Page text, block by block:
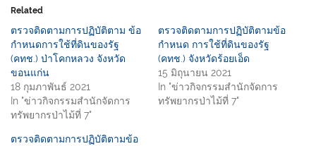
Related
ตรวจติดตามการปฏิบัติตาม ข้อ
กำหนดการใช้ที่ดินของรัฐ
(คทช.) ป่าโคกหลวง จังหวัด
ขอนแก่น
18 กุมภาพันธ์ 2021
In "ข่าวกิจกรรมสำนักจัดการ
ทรัพยากรป่าไม้ที่ 7"
ตรวจติดตามการปฏิบัติตามข้อ
กำหนด การใช้ที่ดินของรัฐ
(คทช.) จังหวัดร้อยเอ็ด
15 มิถุนายน 2021
In "ข่าวกิจกรรมสำนักจัดการ
ทรัพยากรป่าไม้ที่ 7"
ตรวจติดตามการปฏิบัติตามข้อ